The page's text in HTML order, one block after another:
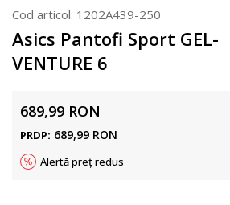
Cod articol: 1202A439-250
Asics Pantofi Sport GEL-
VENTURE 6
689,99 RON
PRDP: 689,99 RON
Alertă preț redus